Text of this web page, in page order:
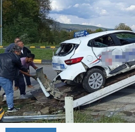
Tarihçe
Resmi İlanlar
Söyleşi
Foto Şaka